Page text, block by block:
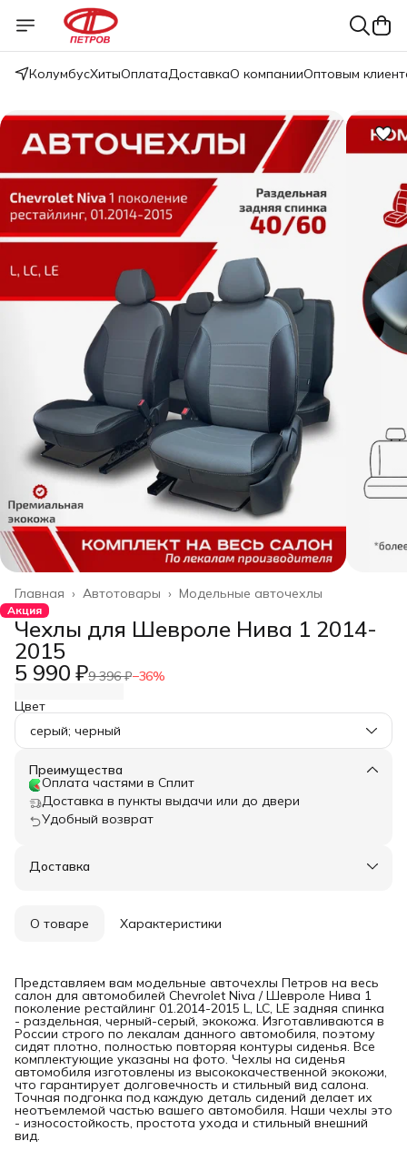
КолумбусХитыОплатаДоставкаО компанииОптовым
Модельные авточехлы
Автотовары ›
Главная ›
Акция
Чехлы для Шевроле Нива 1 2014-
2015
5 990 ₽9 396 ₽−36%
Цвет
серый; черный
Преимущества
Оплата частями в Сплит
Доставка в пункты выдачи или до двери
Удобный возврат
Доставка
О товаре Характеристики
Представляем вам модельные авточехлы Петров на весь
салон для автомобилей Chevrolet Niva / Шевроле Нива 1
поколение рестайлинг 01.2014-2015 L, LC, LE задняя спинка
- раздельная, черный-серый, экокожа. Изготавливаются в
России строго по лекалам данного автомобиля, поэтому
сидят плотно, полностью повторяя контуры сиденья. Все
комплектующие указаны на фото. Чехлы на сиденья
автомобиля изготовлены из высококачественной экокожи,
что гарантирует долговечность и стильный вид салона.
Точная подгонка под каждую деталь сидений делает их
неотъемлемой частью вашего автомобиля. Наши чехлы это
- износостойкость, простота ухода и стильный внешний
вид.